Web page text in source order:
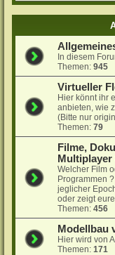
In diesem
Themen:945
Virtueller
Hier könnt ihr
anbieten, wie
(Bitte nur
Themen:79
Filme,
Welcher Film
Programmen
jeglicher
oder zeigt
Themen:456
Modellbau
Hier wird von
Themen:171